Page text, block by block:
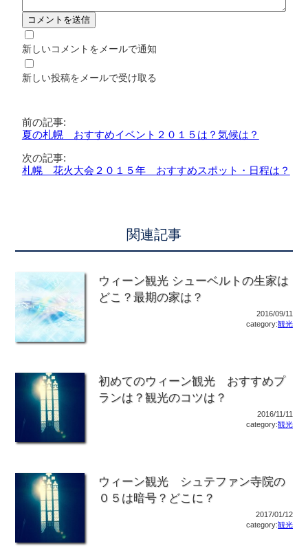
新しいコメントをメールで通知
新しい投稿をメールで受け取る
前の記事:
夏の札幌 おすすめイベント２０１５は？気候は？
次の記事:
札幌 花火大会２０１５年 おすすめスポット・日程は？
関連記事
ウィーン観光 シューベルトの生家は
どこ？最期の家は？
2016/09/11
category:観光
初めてのウィーン観光 おすすめプ
ランは？観光のコツは？
2016/11/11
category:観光
ウィーン観光 シュテファン寺院の
０５は暗号？どこに？
2017/01/12
category:観光